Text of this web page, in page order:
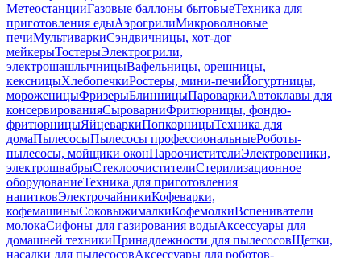
МетеостанцииГазовые баллоны бытовыеТехника для
приготовления едыАэрогрилиМикроволновые
печиМультиваркиСэндвичницы, хот-дог
мейкерыТостерыЭлектрогрили,
электрошашлычницыВафельницы, орешницы,
кексницыХлебопечкиРостеры, мини-печиЙогуртницы,
мороженицыФризерыБлинницыПароваркиАвтоклавы для
консервированияСыроварниФритюрницы, фондю-
фритюрницыЯйцеваркиПопкорницыТехника для
домаПылесосыПылесосы профессиональныеРоботы-
пылесосы, мойщики оконПароочистителиЭлектровеники,
электрошвабрыСтеклоочистителиСтерилизационное
оборудованиеТехника для приготовления
напитковЭлектрочайникиКофеварки,
кофемашиныСоковыжималкиКофемолкиВспениватели
молокаСифоны для газирования водыАксессуары для
домашней техникиПринадлежности для пылесосовЩетки,
насадки для пылесосовАксессуары для роботов-